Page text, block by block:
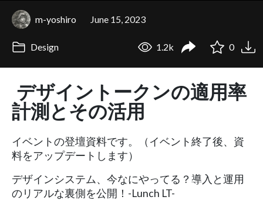
m-yoshiro June 15, 2023
Design 1.2k 0
デザイントークンの適用率
計測とその活用
イベントの登壇資料です。（イベント終了後、資
料をアップデートします）
デザインシステム、今なにやってる？導入と運用
のリアルな裏側を公開！-Lunch LT-